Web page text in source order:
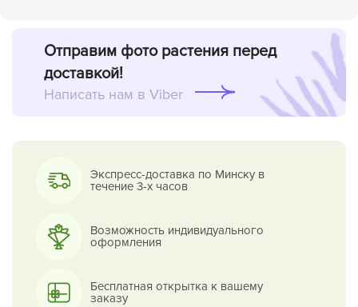
Отправим фото растения перед
доставкой!
Написать нам в Viber
Экспресс-доставка по Минску в
течение 3-х часов
Возможность индивидуального
оформления
Бесплатная открытка к вашему
заказу